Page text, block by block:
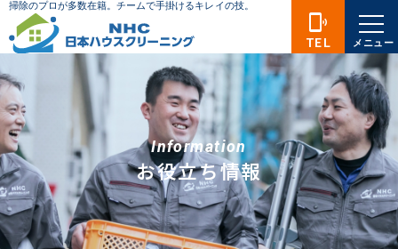
Information
お役立ち情報
phonelink_ring
TEL メニュー